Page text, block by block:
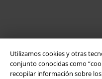
Utilizamos cookies y otras
conjunto conocidas como
recopilar información sobre